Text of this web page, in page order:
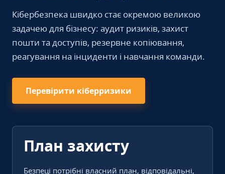
Кібербезпека швидко стає окремою великою
задачею для бізнесу: аудит ризиків, захист
пошти та доступів, резервне копіювання,
реагування на інциденти і навчання команди.
Перевірити кіберризики
План захисту
Безпеці потрібні власний план, відповідальні,